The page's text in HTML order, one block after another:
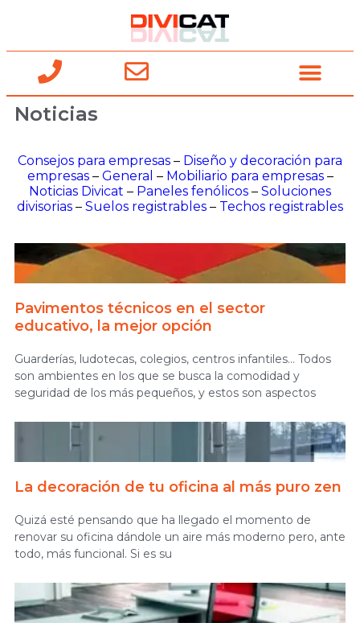
Noticias
Consejos para empresas – Diseño y decoración para
empresas– General – Mobiliario para empresas–
Noticias Divicat – Paneles fenólicos – Soluciones
divisorias – Suelos registrables – Techos registrables
Pavimentos técnicos en el sector
educativo, la mejor opción
Guarderías, ludotecas, colegios, centros infantiles… Todos
son ambientes en los que se busca la comodidad y
seguridad de los más pequeños, y estos son aspectos
La decoración de tu oficina al más puro zen
Quizá esté pensando que ha llegado el momento de
renovar su oficina dándole un aire más moderno pero, ante
todo, más funcional. Si es su